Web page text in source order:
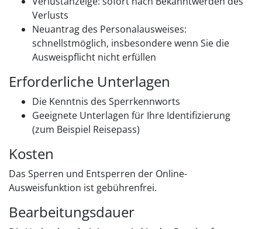
Verlusts
Neuantrag des Personalausweises:
schnellstmöglich, insbesondere wenn Sie die
Ausweispflicht nicht erfüllen
Erforderliche Unterlagen
Die Kenntnis des Sperrkennworts
Geeignete Unterlagen für Ihre Identifizierung
(zum Beispiel Reisepass)
Kosten
Das Sperren und Entsperren der Online-
Ausweisfunktion ist gebührenfrei.
Bearbeitungsdauer